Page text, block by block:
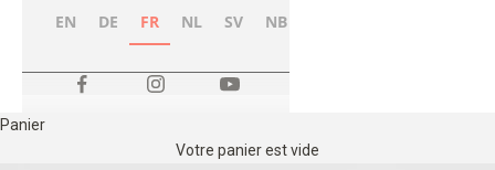
EN DE FR NL SV NB
Panier
Votre panier est vide